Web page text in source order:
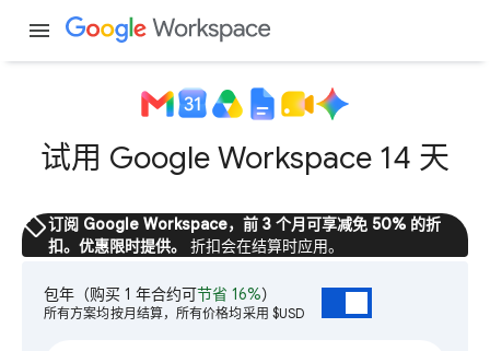
menu
试用 Google Workspace 14 天
sell订阅 Google Workspace，前 3 个月可享减免 50% 的折
扣。优惠限时提供。
折扣会在结算时应用。
包年 （购买 1 年合约可节省 16%）
所有方案均按月结算，所有价格均采用 $USD